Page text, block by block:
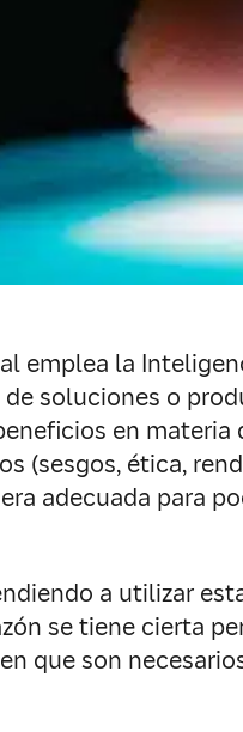
emplea la
soluciones o
en
(sesgos, ética,
adecuada para
a utilizar
se tiene cierta
que son